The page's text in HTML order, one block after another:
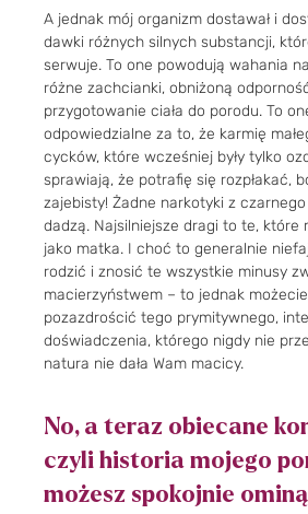
A jednak mój organizm dostawał i
dawki różnych silnych substancji,
serwuje. To one powodują wahania
różne zachcianki, obniżoną
przygotowanie ciała do porodu. To
odpowiedzialne za to, że karmię
cycków, które wcześniej były tylko
sprawiają, że potrafię się rozpłakać,
zajebisty! Żadne narkotyki z
dadzą. Najsilniejsze dragi to te, które
jako matka. I choć to generalnie
rodzić i znosić te wszystkie minusy
macierzyństwem – to jednak
pozazdrościć tego prymitywnego,
doświadczenia, którego nigdy nie
natura nie dała Wam macicy.
No, a teraz obiecane
czyli historia mojego
możesz spokojnie